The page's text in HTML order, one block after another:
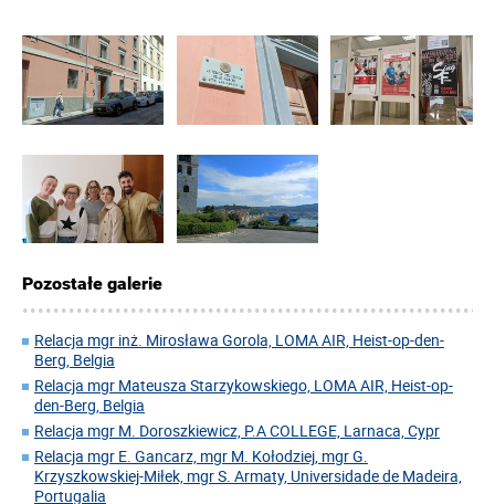
Pozostałe galerie
Relacja mgr inż. Mirosława Gorola, LOMA AIR, Heist-op-den-
Berg, Belgia
Relacja mgr Mateusza Starzykowskiego, LOMA AIR, Heist-op-
den-Berg, Belgia
Relacja mgr M. Doroszkiewicz, P.A COLLEGE, Larnaca, Cypr
Relacja mgr E. Gancarz, mgr M. Kołodziej, mgr G.
Krzyszkowskiej-Miłek, mgr S. Armaty, Universidade de Madeira,
Portugalia